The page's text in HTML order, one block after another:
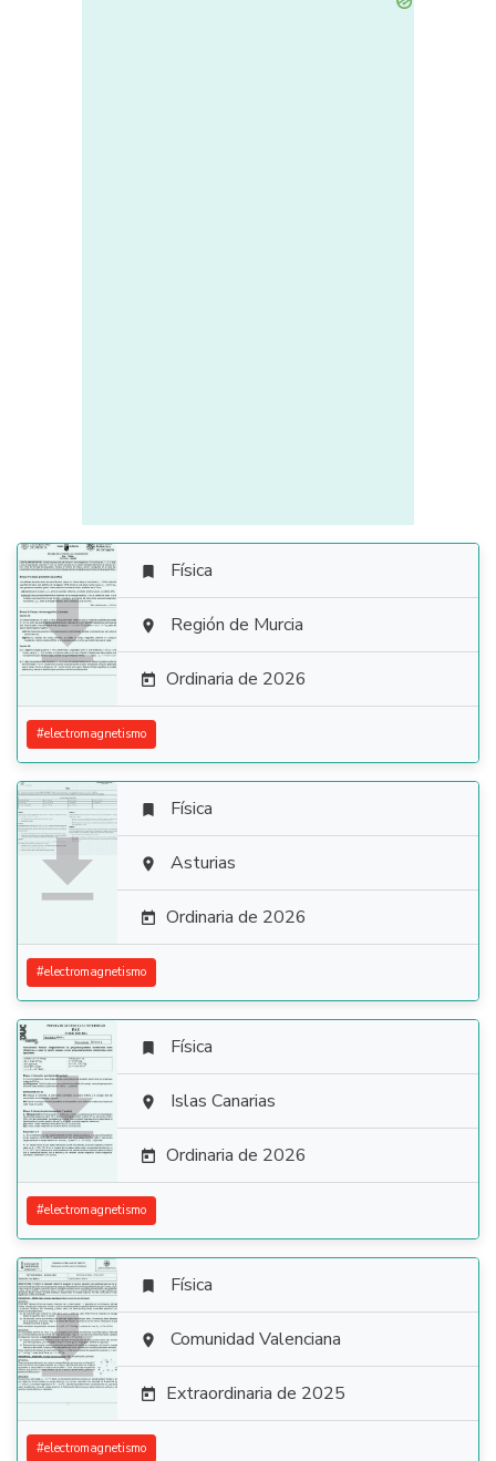

 Física
 Región de Murcia
 Ordinaria de 2026
#electromagnetismo

 Física
 Asturias
 Ordinaria de 2026
#electromagnetismo

 Física
 Islas Canarias
 Ordinaria de 2026
#electromagnetismo

 Física
 Comunidad Valenciana
 Extraordinaria de 2025
#electromagnetismo